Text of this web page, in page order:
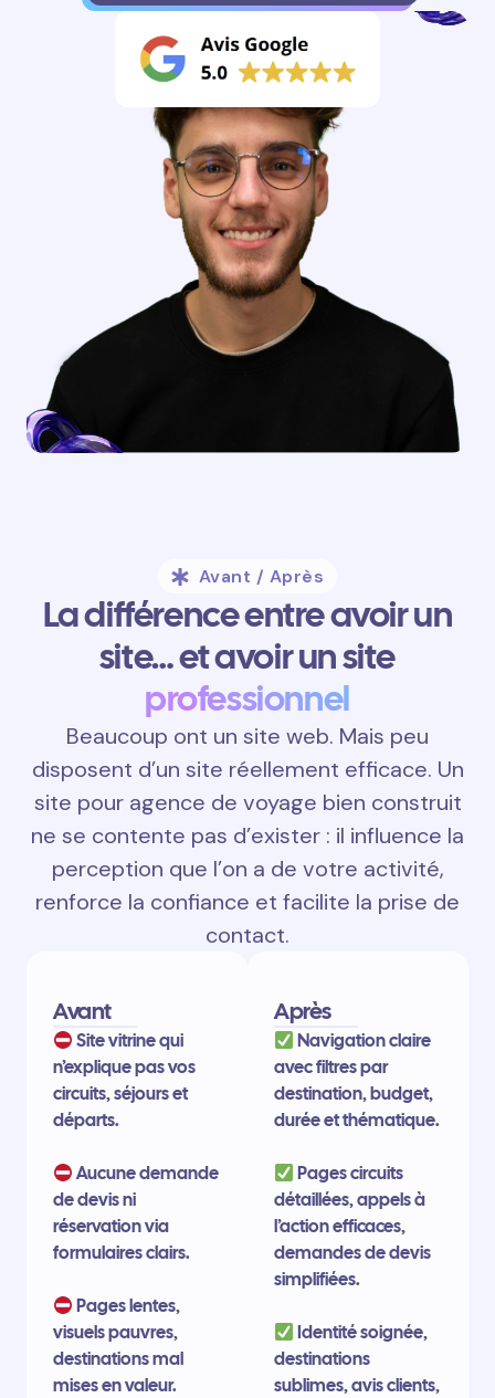
Avant / Après
La différence entre avoir un
site… et avoir un site
professionnel
Beaucoup ont un site web. Mais peu
disposent d’un site réellement efficace. Un
site pour agence de voyage bien construit
ne se contente pas d’exister : il influence la
perception que l’on a de votre activité,
renforce la confiance et facilite la prise de
contact.
Avant
Site vitrine qui
n’explique pas vos
circuits, séjours et
départs.
Aucune demande
de devis ni
réservation via
formulaires clairs.
Pages lentes,
visuels pauvres,
destinations mal
mises en valeur.
Après
Navigation claire
avec filtres par
destination, budget,
durée et thématique.
Pages circuits
détaillées, appels à
l’action efficaces,
demandes de devis
simplifiées.
Identité soignée,
destinations
sublimes, avis clients,